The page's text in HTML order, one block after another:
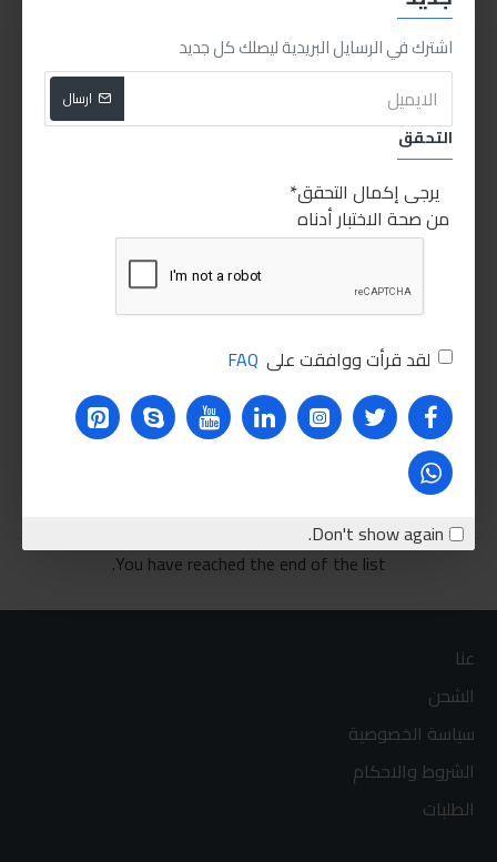
اشترك في الرسايل البريدية ليصلك كل جديد
ارسال
التحقق
يرجى إكمال التحقق
من صحة الاختبار أدناه
لقد قرأت ووافقت على FAQ
Don't show again.
اشتري الان اشتري الان
HOT
Sabry Stores
160.00LE
اشتري الان
You have reached the end of the list.
عنا
الشحن
سياسة الخصوصية
الشروط والاحكام
الطلبات